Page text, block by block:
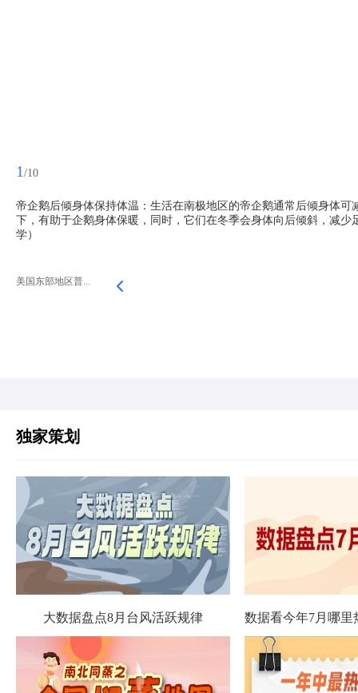
1 /10
帝企鹅后倾身体保持体温：生活在南极地区的帝企鹅通常后倾身体
下，有助于企鹅身体保暖，同时，它们在冬季会身体向后倾斜，减
学）
美国东部地区普...
独家策划
大数据盘点8月台风活跃规律